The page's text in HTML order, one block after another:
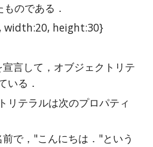
のである．
width:20, height:30}
言して，オブジェクトリテ
いる．
リテラルは次のプロパティ
で，"こんにちは．"という